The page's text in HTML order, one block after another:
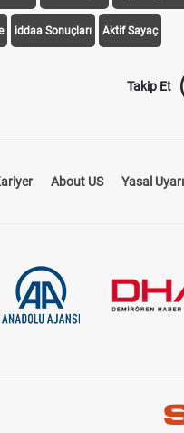
iddaa Sonuçları Aktif Sayaç
Takip Et
About US Yasal Uyarı